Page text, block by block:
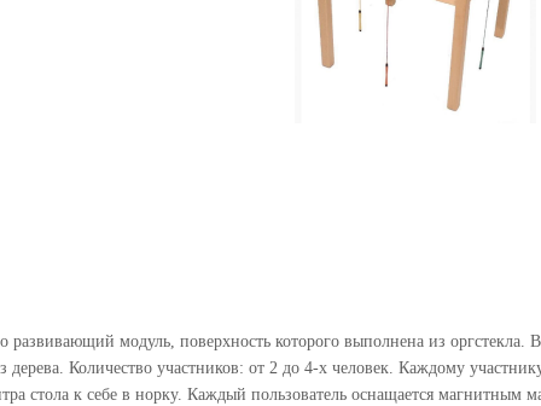
модуль, поверхность которого выполнена из
дерева. Количество участников: от 2 до 4-х человек. Каждому
стола к себе в норку. Каждый пользователь оснащается